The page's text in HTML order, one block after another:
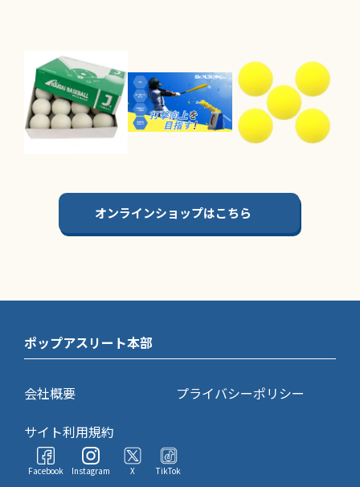
オンラインショップはこちら
ポップアスリート本部
会社概要
プライバシーポリシー
サイト利用規約
Facebook Instagram X TikTok